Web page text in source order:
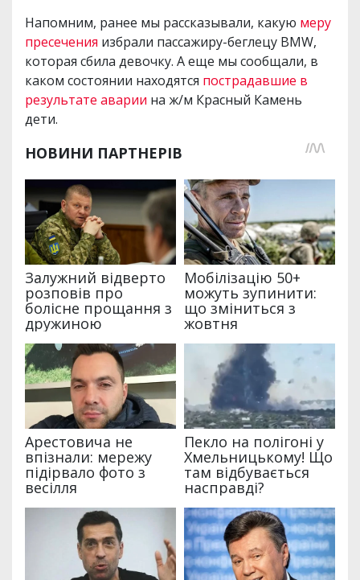
Напомним, ранее мы рассказывали, какую меру
пресечения избрали пассажиру-беглецу BMW,
которая сбила девочку. А еще мы сообщали, в
каком состоянии находятся пострадавшие в
результате аварии на ж/м Красный Камень
дети.